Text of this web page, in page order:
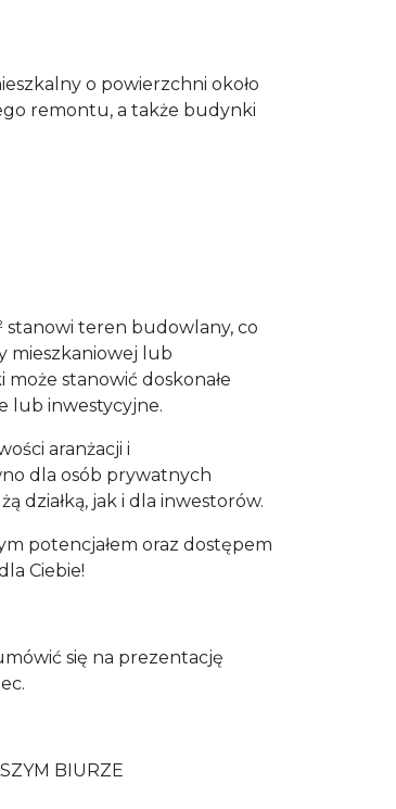
o powierzchni około
remontu, a także budynki
stanowi teren budowlany, co
mieszkaniowej lub
może stanowić doskonałe
lub inwestycyjne.
aranżacji i
dla osób prywatnych
działką, jak i dla inwestorów.
potencjałem oraz dostępem
Ciebie!
się na prezentację
BIURZE